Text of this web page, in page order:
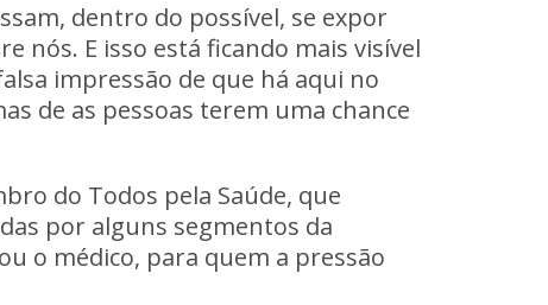
dentro do possível, se expor
nós. E isso está ficando mais visível
impressão de que há aqui no
de as pessoas terem uma chance
do Todos pela Saúde, que
por alguns segmentos da
o médico, para quem a pressão